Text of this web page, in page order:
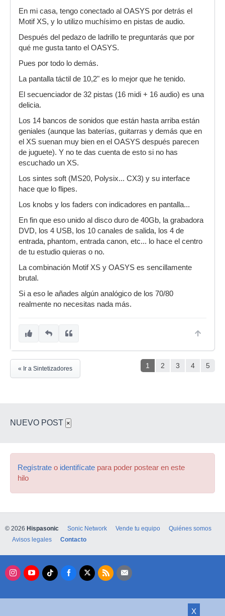
En mi casa, tengo conectado al OASYS por detrás el
Motif XS, y lo utilizo muchísimo en pistas de audio.
Después del pedazo de ladrillo te preguntarás que por
qué me gusta tanto el OASYS.
Pues por todo lo demás.
La pantalla táctil de 10,2" es lo mejor que he tenido.
El secuenciador de 32 pistas (16 midi + 16 audio) es una
delicia.
Los 14 bancos de sonidos que están hasta arriba están
geniales (aunque las baterías, guitarras y demás que en
el XS suenan muy bien en el OASYS después parecen
de juguete). Y no te das cuenta de esto si no has
escuchado un XS.
Los sintes soft (MS20, Polysix... CX3) y su interface
hace que lo flipes.
Los knobs y los faders con indicadores en pantalla...
En fin que eso unido al disco duro de 40Gb, la grabadora
DVD, los 4 USB, los 10 canales de salida, los 4 de
entrada, phantom, entrada canon, etc... lo hace el centro
de tu estudio quieras o no.
La combinación Motif XS y OASYS es sencillamente
brutal.
Si a eso le añades algún analógico de los 70/80
realmente no necesitas nada más.
1 2 3 4 5
« Ir a Sintetizadores
NUEVO POST ×
Regístrate o identifícate para poder postear en este
hilo
X
© 2026 Hispasonic Sonic Network Vende tu equipo
Quiénes somos
Avisos legales
Contacto